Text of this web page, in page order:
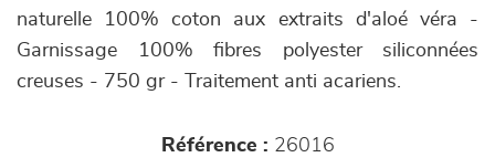
naturelle 100% coton aux extraits d'aloé véra -
Garnissage 100% fibres polyester siliconnées
creuses - 750 gr - Traitement anti acariens.
Référence : 26016